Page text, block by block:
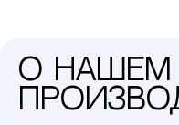
О нашем